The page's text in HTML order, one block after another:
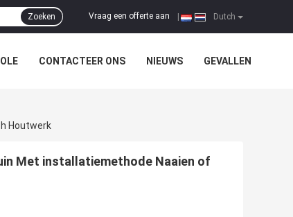
Dutch
Vraag een offerte aan
Zoeken
CONTACTEER ONS NIEUWS GEVALLEN
Houtwerk
Met installatiemethode Naaien of